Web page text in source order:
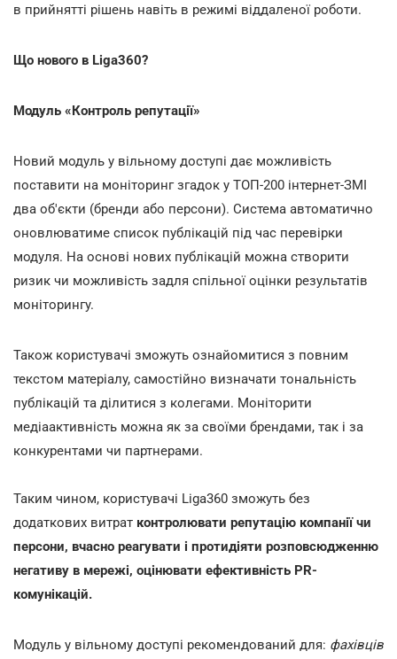
в прийнятті рішень навіть в режимі віддаленої роботи.
Що нового в Liga360?
Модуль «Контроль репутації»
Новий модуль у вільному доступі дає можливість
поставити на моніторинг згадок у ТОП-200 інтернет-ЗМІ
два об'єкти (бренди або персони). Система автоматично
оновлюватиме список публікацій під час перевірки
модуля. На основі нових публікацій можна створити
ризик чи можливість задля спільної оцінки результатів
моніторингу.
Також користувачі зможуть ознайомитися з повним
текстом матеріалу, самостійно визначати тональність
публікацій та ділитися з колегами. Моніторити
медіаактивність можна як за своїми брендами, так і за
конкурентами чи партнерами.
Таким чином, користувачі Liga360 зможуть без
додаткових витрат контролювати репутацію компанії чи
персони, вчасно реагувати і протидіяти розповсюдженню
негативу в мережі, оцінювати ефективність PR-
комунікацій.
Модуль у вільному доступі рекомендований для: фахівців